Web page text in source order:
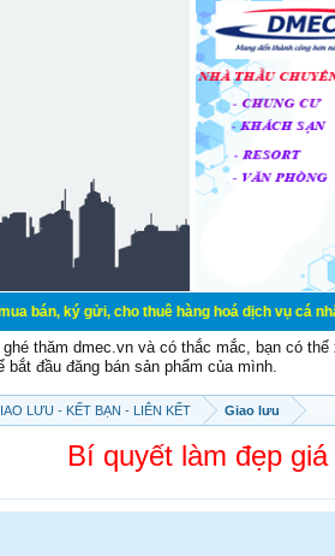
cho thuê hàng hoá dịch vụ cá nhân, gia
ghé thăm dmec.vn và có thắc mắc, bạn có
bắt đầu đăng bán sản phẩm của mình.
LƯU - KẾT BẠN - LIÊN KẾT Giao lưu
Bí quyết làm đẹp